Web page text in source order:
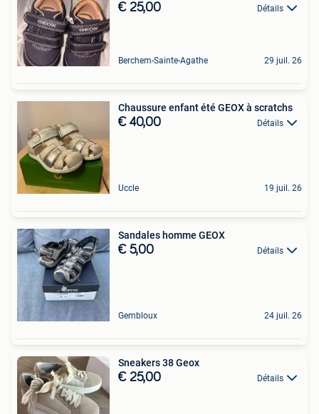
€ 25,00 Détails
Berchem-Sainte-Agathe 29 juil. 26
Chaussure enfant été GEOX à scratchs
€ 40,00 Détails
Uccle 19 juil. 26
Sandales homme GEOX
€ 5,00 Détails
Gembloux 24 juil. 26
Sneakers 38 Geox
€ 25,00 Détails